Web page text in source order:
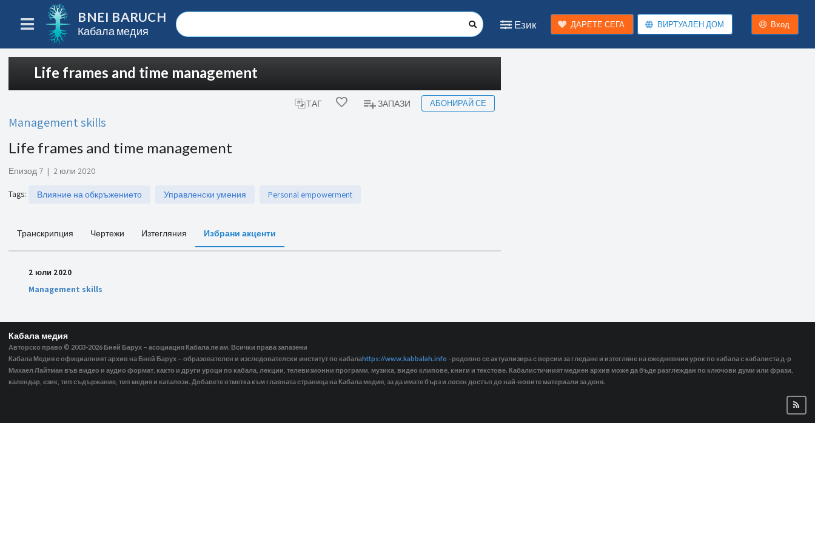
BNEI BARUCH
Кабала медия
Език ДАРЕТЕ СЕГА ВИРТУАЛЕН ДОМ Вход
Life frames and time management
ТАГ ЗАПАЗИ АБОНИРАЙ СЕ
Management skills
Life frames and time management
Епизод 7 | 2 юли 2020
Tags: Влияние на обкръжението Управленски умения Personal empowerment
Транскрипция Чертежи Изтегляния Избрани акценти
2 юли 2020
Management skills
Кабала медия
Авторско право © 2003-2026 Бней Барух – асоциация Кабала ле ам. Всички права запазени
Кабала Медия е официалният архив на Бней Барух – образователен и изследователски институт по кабалаhttps://www.kabbalah.info - редовно се актуализира с версии за гледане и изтегляне на ежедневния урок по кабала с кабалиста д-р
Михаел Лайтман във видео и аудио формат, както и други уроци по кабала, лекции, телевизионни програми, музика, видео клипове, книги и текстове. Кабалистичният медиен архив може да бъде разглеждан по ключови думи или фрази,
календар, език, тип съдържание, тип медия и каталози. Добавете отметка към главната страница на Кабала медия, за да имате бърз и лесен достъп до най-новите материали за деня.